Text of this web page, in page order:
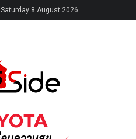
Saturday 8 August 2026